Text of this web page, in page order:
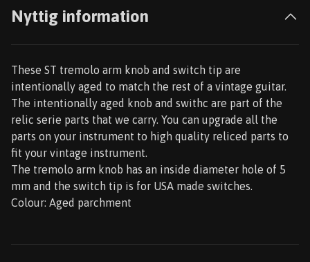
Nyttig information
These ST tremolo arm knob and switch tip are
intentionally aged to match the rest of a vintage guitar.
The intentionally aged knob and swithc are part of the
relic serie parts that we carry. You can upgrade all the
parts on your instrument to high quality reliced parts to
fit your vintage instrument.
The tremolo arm knob has an inside diameter hole of 5
mm and the switch tip is for USA made switches.
Colour: Aged parchment